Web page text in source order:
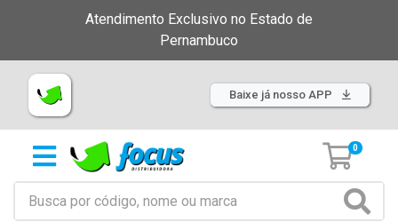
Atendimento Exclusivo no Estado de
Pernambuco
Baixe já nosso APP
0